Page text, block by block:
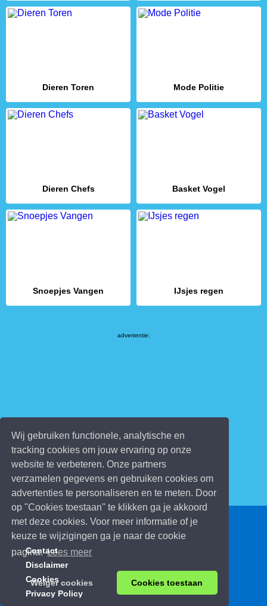
Wij gebruiken functionele, analytische en
tracking cookies om jouw ervaring op onze
website te verbeteren. Onze partners
verzamelen gegevens en gebruiken cookies om
advertenties te personaliseren en te meten. Door
op "Cookies toestaan" te klikken ga je akkoord
met deze cookies. Voor meer informatie of je
keuze te wijzigingen ga je naar de cookie
pagina.Lees meer
Weiger cookies Cookies toestaan
Dieren Toren Mode Politie
Dieren Chefs Basket Vogel
Snoepjes Vangen IJsjes regen
advertentie:
© 2026 Kinderspelletjes.be
Contact
Disclaimer
Cookies
Privacy Policy